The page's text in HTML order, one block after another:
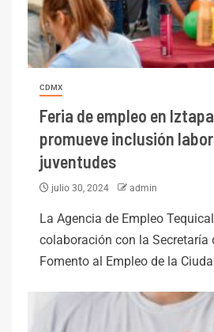
CDMX
Feria de empleo en
promueve inclusión
juventudes
julio 30, 2024 admin
La Agencia de Empleo
colaboración con la Secretaría
Fomento al Empleo de la